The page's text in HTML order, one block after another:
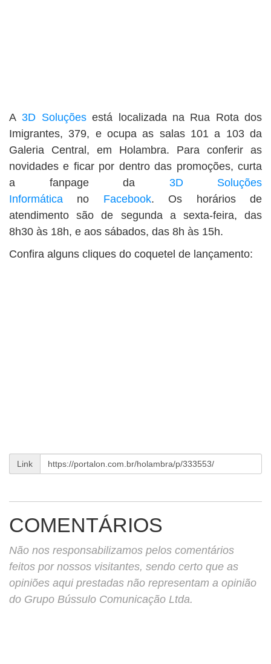
A3D Soluçõesestá localizada na Rua Rota dos
Imigrantes, 379, e ocupa as salas 101 a 103 da
Galeria Central, em Holambra. Para conferir as
novidades e ficar por dentro das promoções, curta
a fanpage da 3D Soluções
Informática no Facebook. Os horários de
atendimento são de segunda a sexta-feira, das
8h30 às 18h, e aos sábados, das 8h às 15h.
Confira alguns cliques do coquetel de lançamento:
Link
COMENTÁRIOS
Não nos responsabilizamos pelos comentários
feitos por nossos visitantes, sendo certo que as
opiniões aqui prestadas não representam a opinião
do Grupo Bússulo Comunicação Ltda.